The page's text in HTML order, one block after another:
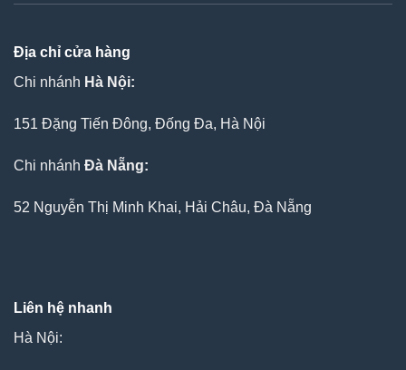
Địa chỉ cửa hàng
Chi nhánh Hà Nội:
151 Đặng Tiến Đông, Đống Đa, Hà Nội
Chi nhánh Đà Nẵng:
52 Nguyễn Thị Minh Khai, Hải Châu, Đà Nẵng
Liên hệ nhanh
Hà Nội: